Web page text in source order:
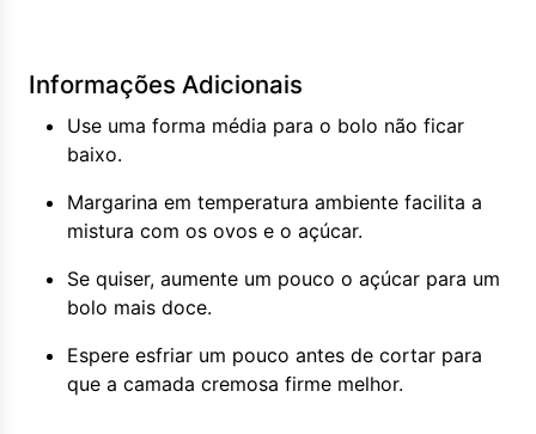
Informações Adicionais
Use uma forma média para o bolo não ficar
baixo.
Margarina em temperatura ambiente facilita a
mistura com os ovos e o açúcar.
Se quiser, aumente um pouco o açúcar para um
bolo mais doce.
Espere esfriar um pouco antes de cortar para
que a camada cremosa firme melhor.